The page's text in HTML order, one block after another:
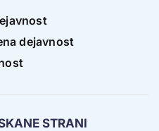
dejavnost
STRANI